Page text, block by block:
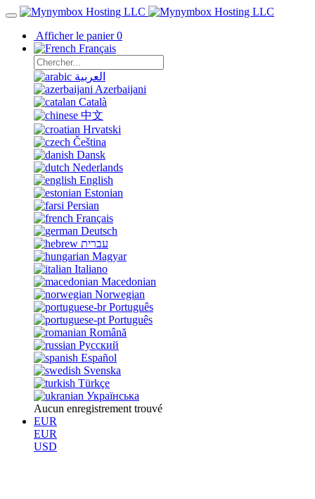
Afficher le panier0
Français
العربية
Azerbaijani
Català
中文
Hrvatski
Čeština
Dansk
Nederlands
English
Estonian
Persian
Français
Deutsch
עברית
Magyar
Italiano
Macedonian
Norwegian
Português
Português
Română
Русский
Español
Svenska
Türkçe
Українська
Aucun enregistrement trouvé
EUR
EUR
USD